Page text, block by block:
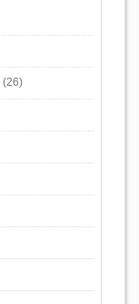
(26)